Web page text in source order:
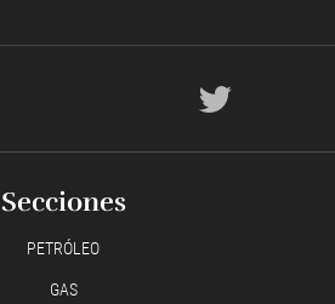
Secciones
PETRÓLEO
GAS